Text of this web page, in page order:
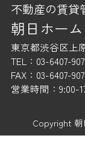
不動産の賃貸
朝日ホー
東京都渋谷区上
TEL：03-6407-
FAX：03-6407-
営業時間：
Copyright 朝